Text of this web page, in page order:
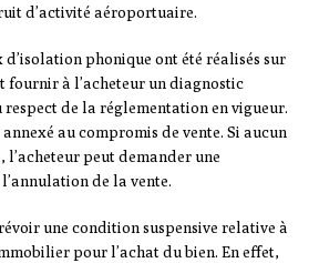
d’activité aéroportuaire.
d’isolation phonique ont été réalisés sur
fournir à l’acheteur un diagnostic
de la réglementation en vigueur.
au compromis de vente. Si aucun
l’acheteur peut demander une
de la vente.
une condition suspensive relative à
pour l’achat du bien. En effet,